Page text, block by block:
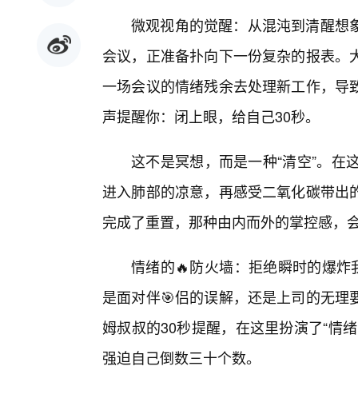
微观视角的觉醒：从混沌到清醒想
会议，正准备扑向下一份复杂的报表
一场会议的情绪残余去处理新工作，
声提醒你：闭上眼，给自己30秒。
这不是冥想，而是一种“清空”。
进入肺部的凉意，再感受二氧化碳带
完成了重置，那种由内而外的掌控感，
情绪的🔥防火墙：拒绝瞬时的爆炸
是面对伴🎯侣的误解，还是上司的无
姆叔叔的30秒提醒，在这里扮演了“情
强迫自己倒数三十个数。